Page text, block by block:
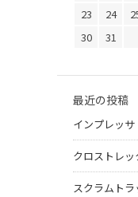
23
24
30
31
最近の投稿
インプレッ
クロストレ
スクラムト